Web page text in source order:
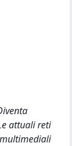
attuali reti